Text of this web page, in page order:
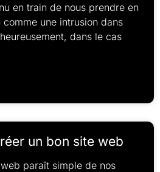
en train de nous prendre en
une intrusion dans
dans le cas
un bon site web
paraît simple de nos